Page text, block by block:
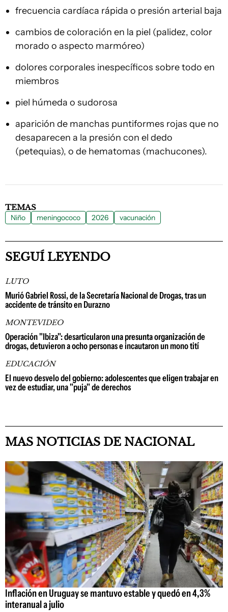
frecuencia cardíaca rápida o presión arterial baja
cambios de coloración en la piel (palidez, color
morado o aspecto marmóreo)
dolores corporales inespecíficos sobre todo en
miembros
piel húmeda o sudorosa
aparición de manchas puntiformes rojas que no
desaparecen a la presión con el dedo
(petequias), o de hematomas (machucones).
TEMAS
Niño meningococo 2026 vacunación
SEGUÍ LEYENDO
LUTO
Murió Gabriel Rossi, de la Secretaría Nacional de Drogas, tras un
accidente de tránsito en Durazno
MONTEVIDEO
Operación "Ibiza": desarticularon una presunta organización de
drogas, detuvieron a ocho personas e incautaron un mono tití
EDUCACIÓN
El nuevo desvelo del gobierno: adolescentes que eligen trabajar en
vez de estudiar, una "puja" de derechos
MAS NOTICIAS DE NACIONAL
Inflación en Uruguay se mantuvo estable y quedó en 4,3%
interanual a julio